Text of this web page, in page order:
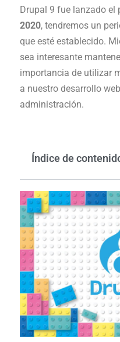
Drupal 9 fue lanzado el
2020, tendremos un
que esté establecido.
sea interesante
importancia de utilizar
a nuestro desarrollo
administración.
Índice de